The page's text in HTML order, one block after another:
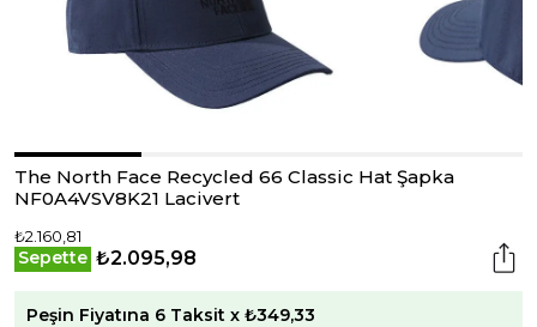
The North Face Recycled 66 Classic Hat Şapka
NF0A4VSV8K21 Lacivert
₺2.160,81
Sepette ₺2.095,98
Peşin Fiyatına 6 Taksit x ₺349,33